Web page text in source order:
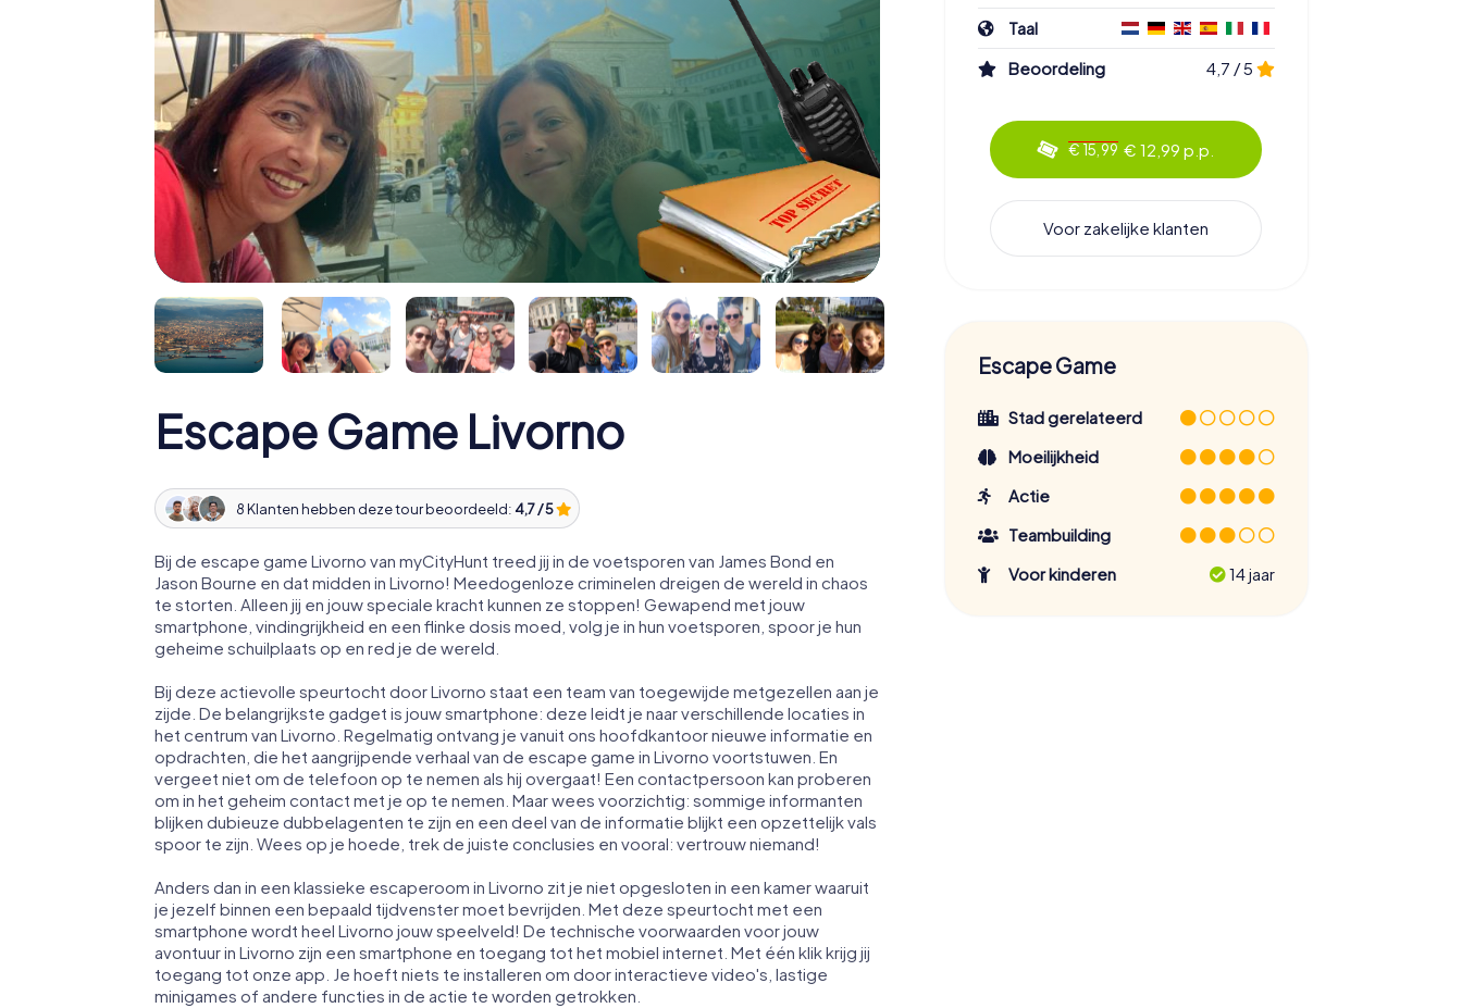
Escape Game Livorno
8 Klanten hebben deze tour beoordeeld: 4,7 / 5
Bij de escape game Livorno van myCityHunt treed jij in de voetsporen van James Bond en
Jason Bourne en dat midden in Livorno! Meedogenloze criminelen dreigen de wereld in chaos
te storten. Alleen jij en jouw speciale kracht kunnen ze stoppen! Gewapend met jouw
smartphone, vindingrijkheid en een flinke dosis moed, volg je in hun voetsporen, spoor je hun
geheime schuilplaats op en red je de wereld.
Bij deze actievolle speurtocht door Livorno staat een team van toegewijde metgezellen aan je
zijde. De belangrijkste gadget is jouw smartphone: deze leidt je naar verschillende locaties in
het centrum van Livorno. Regelmatig ontvang je vanuit ons hoofdkantoor nieuwe informatie en
opdrachten, die het aangrijpende verhaal van de escape game in Livorno voortstuwen. En
vergeet niet om de telefoon op te nemen als hij overgaat! Een contactpersoon kan proberen
om in het geheim contact met je op te nemen. Maar wees voorzichtig: sommige informanten
blijken dubieuze dubbelagenten te zijn en een deel van de informatie blijkt een opzettelijk vals
spoor te zijn. Wees op je hoede, trek de juiste conclusies en vooral: vertrouw niemand!
Anders dan in een klassieke escaperoom in Livorno zit je niet opgesloten in een kamer waaruit
je jezelf binnen een bepaald tijdvenster moet bevrijden. Met deze speurtocht met een
smartphone wordt heel Livorno jouw speelveld! De technische voorwaarden voor jouw
avontuur in Livorno zijn een smartphone en toegang tot het mobiel internet. Met één klik krijg jij
toegang tot onze app. Je hoeft niets te installeren om door interactieve video's, lastige
minigames of andere functies in de actie te worden getrokken.
Taal
Beoordeling
4,7 / 5
€ 15,99 € 12,99 p.p.
Voor zakelijke klanten
Escape Game
Stad gerelateerd
Moeilijkheid
Actie
Teambuilding
Voor kinderen
14 jaar